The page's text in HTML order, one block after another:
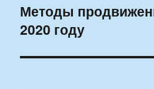
Следующая
запись:
Методы
2020 году